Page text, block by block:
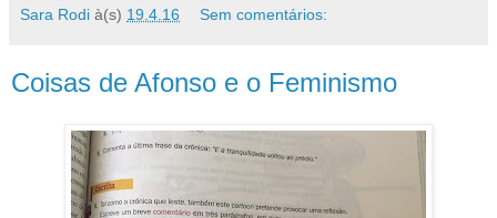
Sara Rodi à(s) 19.4.16 Sem comentários:
Coisas de Afonso e o Feminismo